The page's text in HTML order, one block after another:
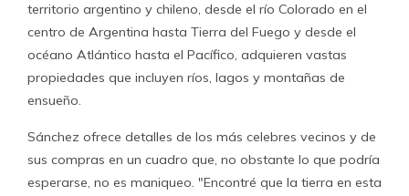
territorio argentino y chileno, desde el río Colorado en el
centro de Argentina hasta Tierra del Fuego y desde el
océano Atlántico hasta el Pacífico, adquieren vastas
propiedades que incluyen ríos, lagos y montañas de
ensueño.
Sánchez ofrece detalles de los más celebres vecinos y de
sus compras en un cuadro que, no obstante lo que podría
esperarse, no es maniqueo. "Encontré que la tierra en esta